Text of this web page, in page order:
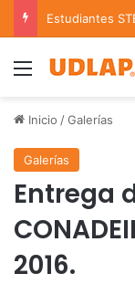
Menu
Inicio /Galerías
Galerías
Entrega
2016.